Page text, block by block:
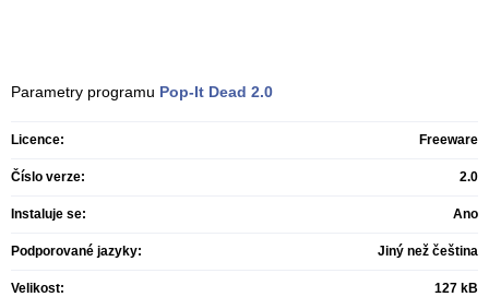
Parametry programu Pop-It Dead 2.0
Licence: Freeware
Číslo verze: 2.0
Instaluje se: Ano
Podporované jazyky: Jiný než čeština
Velikost: 127 kB